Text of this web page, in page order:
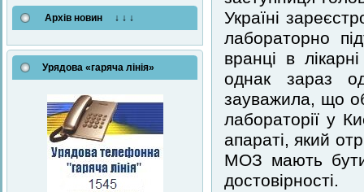
Архів новин ↓ ↓ ↓
Урядова «гаряча лінія»
Україні
лабораторно
вранці в
однак зараз
зауважила, що
лабораторії у
апараті, який
МОЗ мають
достовірності.